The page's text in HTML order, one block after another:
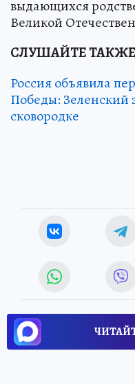
выдающихся
Великой
СЛУШАЙТЕ ТАКЖЕ
Россия объявила
Победы: Зеленский
сковородке